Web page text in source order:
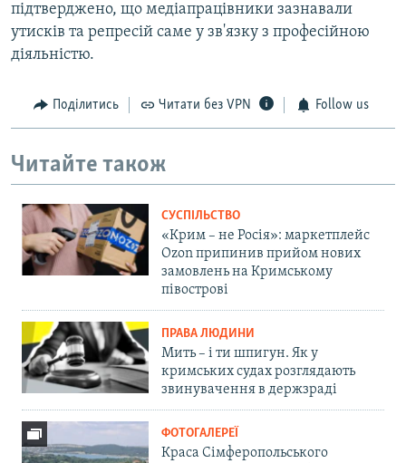
підтверджено, що медіапрацівники зазнавали
утисків та репресій саме у зв'язку з професійною
діяльністю.
Поділитись Читати без VPN Follow us
Читайте також
СУСПІЛЬСТВО
«Крим – не Росія»: маркетплейс
Ozon припинив прийом нових
замовлень на Кримському
півострові
ПРАВА ЛЮДИНИ
Мить – і ти шпигун. Як у
кримських судах розглядають
звинувачення в держзраді
ФОТОГАЛЕРЕЇ
Краса Сімферопольського